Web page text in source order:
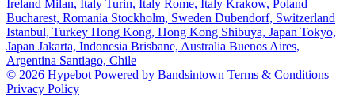
Ireland Milan, Italy Turin, Italy Rome, Italy Krakow, Poland
Bucharest, Romania Stockholm, Sweden Dubendorf, Switzerland
Istanbul, Turkey Hong Kong, Hong Kong Shibuya, Japan Tokyo,
Japan Jakarta, Indonesia Brisbane, Australia Buenos Aires,
Argentina Santiago, Chile
© 2026 Hypebot Powered by Bandsintown Terms & Conditions
Privacy Policy